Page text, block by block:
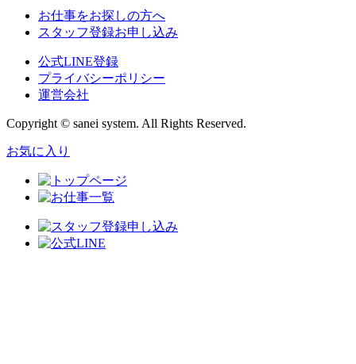
お仕事をお探しの方へ
スタッフ登録お申し込み
公式LINE登録
プライバシーポリシー
運営会社
Copyright © sanei system. All Rights Reserved.
お気に入り